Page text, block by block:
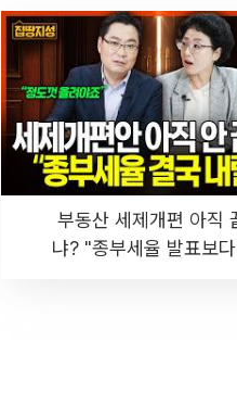
부동산 세제개편 아직
냐? "종부세율 발표보